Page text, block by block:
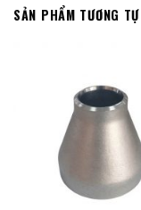
SẢN PHẨM TƯƠNG TỰ